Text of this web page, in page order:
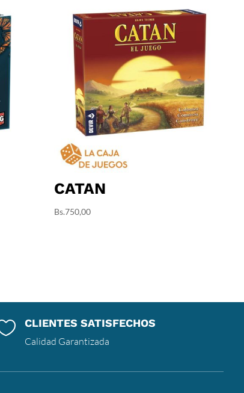
CATAN
Bs.750,00
CLIENTES SATISFECHOS
Calidad Garantizada